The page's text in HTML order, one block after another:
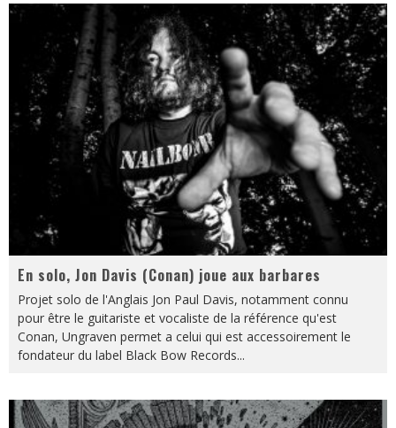
En solo, Jon Davis (Conan) joue aux barbares
Projet solo de l'Anglais Jon Paul Davis, notamment connu
pour être le guitariste et vocaliste de la référence qu'est
Conan, Ungraven permet a celui qui est accessoirement le
fondateur du label Black Bow Records...